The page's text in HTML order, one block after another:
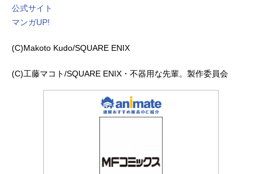
公式サイト
マンガUP!
(C)Makoto Kudo/SQUARE ENIX
(C)工藤マコト/SQUARE ENIX・不器用な先輩。製作委員会